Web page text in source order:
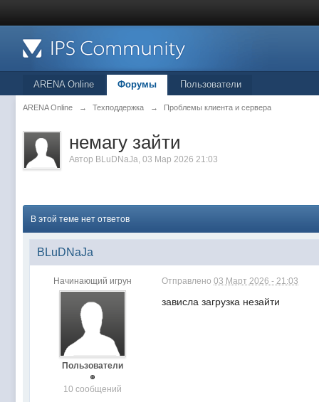
ARENA Online Форумы Пользователи
ARENA Online → Техподдержка → Проблемы клиента и сервера
немагу зайти
Автор BLuDNaJa, 03 Мар 2026 21:03
В этой теме нет ответов
BLuDNaJa
Начинающий игрун
Пользователи
10 сообщений
Отправлено 03 Март 2026 - 21:03
зависла загрузка незайти